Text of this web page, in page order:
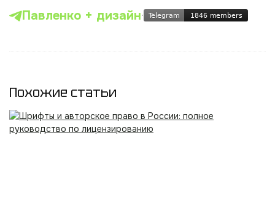
Павленко + дизайн·
Похожие статьи